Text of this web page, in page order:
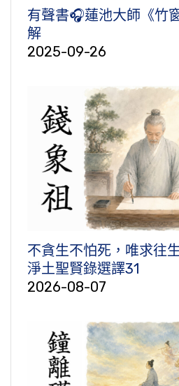
有聲書🎧蓮池大師《竹
解
2025-09-26
不貪生不怕死，唯求往
淨土聖賢錄選譯31
2026-08-07